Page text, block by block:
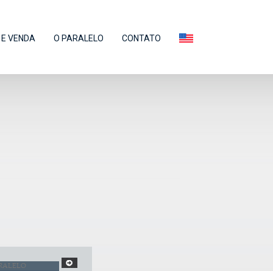
VENDA O PARALELO CONTATO